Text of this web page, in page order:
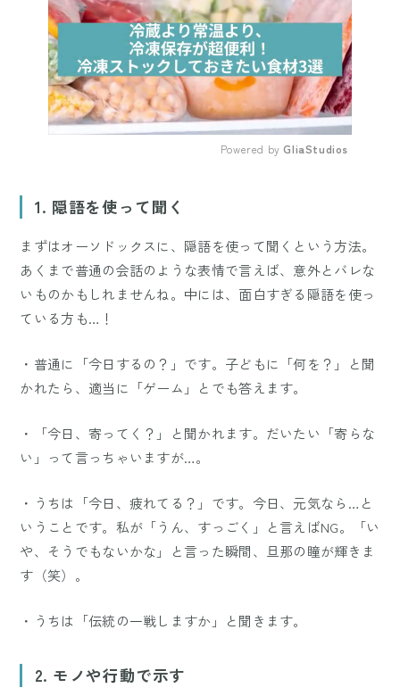
Powered by GliaStudios
1. 隠語を使って聞く
まずはオーソドックスに、隠語を使って聞くという方法。
あくまで普通の会話のような表情で言えば、意外とバレな
いものかもしれませんね。中には、面白すぎる隠語を使っ
ている方も…！
・普通に「今日するの？」です。子どもに「何を？」と聞
かれたら、適当に「ゲーム」とでも答えます。
・「今日、寄ってく？」と聞かれます。だいたい「寄らな
い」って言っちゃいますが…。
・うちは「今日、疲れてる？」です。今日、元気なら…と
いうことです。私が「うん、すっごく」と言えばNG。「い
や、そうでもないかな」と言った瞬間、旦那の瞳が輝きま
す（笑）。
・うちは「伝統の一戦しますか」と聞きます。
2. モノや行動で示す